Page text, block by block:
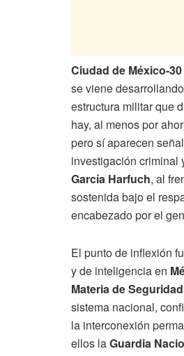
Ciudad de México-
se viene
estructura militar que
hay, al menos por
pero sí aparecen
investigación criminal
García Harfuch, al
sostenida bajo el
encabezado por el
El punto de inflexión
y de inteligencia en
Materia de
sistema nacional,
la interconexión
ellos laGuardia